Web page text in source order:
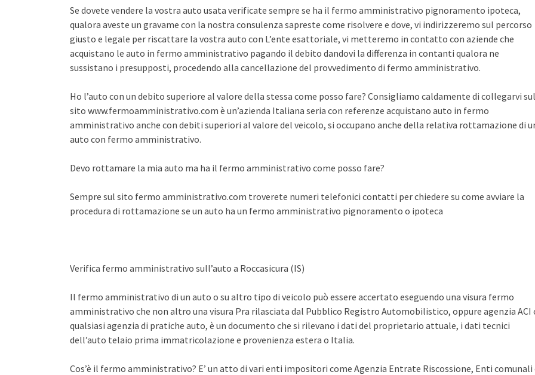
Se dovete vendere la vostra auto usata verificate sempre se ha il fermo amministrativo pignoramento ipoteca,
qualora aveste un gravame con la nostra consulenza sapreste come risolvere e dove, vi indirizzeremo sul percorso
giusto e legale per riscattare la vostra auto con L’ente esattoriale, vi metteremo in contatto con aziende che
acquistano le auto in fermo amministrativo pagando il debito dandovi la differenza in contanti qualora ne
sussistano i presupposti, procedendo alla cancellazione del provvedimento di fermo amministrativo.
Ho l’auto con un debito superiore al valore della stessa come posso fare? Consigliamo caldamente di collegarvi sul
sito www.fermoamministrativo.com è un’azienda Italiana seria con referenze acquistano auto in fermo
amministrativo anche con debiti superiori al valore del veicolo, si occupano anche della relativa rottamazione di
auto con fermo amministrativo.
Devo rottamare la mia auto ma ha il fermo amministrativo come posso fare?
Sempre sul sito fermo amministrativo.com troverete numeri telefonici contatti per chiedere su come avviare la
procedura di rottamazione se un auto ha un fermo amministrativo pignoramento o ipoteca
Verifica fermo amministrativo sull’auto a Roccasicura (IS)
Il fermo amministrativo di un auto o su altro tipo di veicolo può essere accertato eseguendo una visura fermo
amministrativo che non altro una visura Pra rilasciata dal Pubblico Registro Automobilistico, oppure agenzia ACI
qualsiasi agenzia di pratiche auto, è un documento che si rilevano i dati del proprietario attuale, i dati tecnici
dell’auto telaio prima immatricolazione e provenienza estera o Italia.
Cos’è il fermo amministrativo? E’ un atto di vari enti impositori come Agenzia Entrate Riscossione, Enti comunali